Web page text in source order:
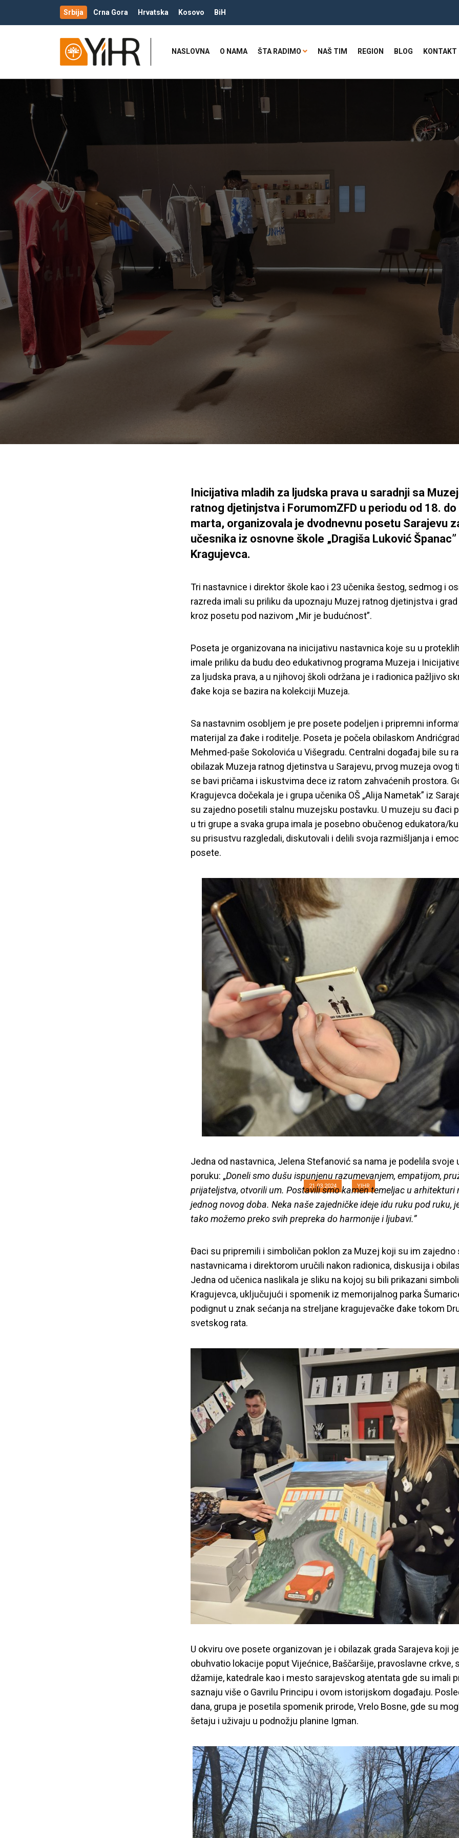
Srbija Crna Gora Hrvatska Kosovo BiH
NASLOVNA O NAMA ŠTA RADIMO NAŠ TIM REGION BLOG KONTAKT
Osnovna škola iz Srbije prvi
„Muzeju ratnog
21.03.2024 YIHR
Inicijativa mladih za ljudska prava u saradnji sa
ratnog djetinjstva i ForumomZFD u periodu od 18. do
marta, organizovala je dvodnevnu posetu Sarajevu
učesnika iz osnovne škole „Dragiša Luković Španac”
Kragujevca.
Tri nastavnice i direktor škole kao i 23 učenika šestog, sedmog i
razreda imali su priliku da upoznaju Muzej ratnog djetinjstva i
kroz posetu pod nazivom „Mir je budućnost”.
Poseta je organizovana na inicijativu nastavnica koje su u
imale priliku da budu deo edukativnog programa Muzeja i
za ljudska prava, a u njihovoj školi održana je i radionica pažljivo
đake koja se bazira na kolekciji Muzeja.
Sa nastavnim osobljem je pre posete podeljen i pripremni
materijal za đake i roditelje. Poseta je počela obilaskom
Mehmed-paše Sokolovića u Višegradu. Centralni događaj bile su
obilazak Muzeja ratnog djetinstva u Sarajevu, prvog muzeja ovog
se bavi pričama i iskustvima dece iz ratom zahvaćenih prostora.
Kragujevca dočekala je i grupa učenika OŠ „Alija Nametak” iz
su zajedno posetili stalnu muzejsku postavku. U muzeju su đaci
u tri grupe a svaka grupa imala je posebno obučenog edukatora/
su prisustvu razgledali, diskutovali i delili svoja razmišljanja i e
posete.
Jedna od nastavnica, Jelena Stefanović sa nama je podelila svoje
poruku: „Doneli smo dušu ispunjenu razumevanjem, empatijom,
prijateljstva, otvorili um. Postavili smo kamen temeljac u arhitekturi
jednog novog doba. Neka naše zajedničke ideje idu ruku pod ruku,
tako možemo preko svih prepreka do harmonije i ljubavi.”
Đaci su pripremili i simboličan poklon za Muzej koji su im zajedno
nastavnicama i direktorom uručili nakon radionica, diskusija i
Jedna od učenica naslikala je sliku na kojoj su bili prikazani simboli
Kragujevca, uključujući i spomenik iz memorijalnog parka
podignut u znak sećanja na streljane kragujevačke đake tokom
svetskog rata.
U okviru ove posete organizovan je i obilazak grada Sarajeva koji je
obuhvatio lokacije poput Vijećnice, Baščaršije, pravoslavne crkve,
džamije, katedrale kao i mesto sarajevskog atentata gde su imali
saznaju više o Gavrilu Principu i ovom istorijskom događaju.
dana, grupa je posetila spomenik prirode, Vrelo Bosne, gde su
šetaju i uživaju u podnožju planine Igman.